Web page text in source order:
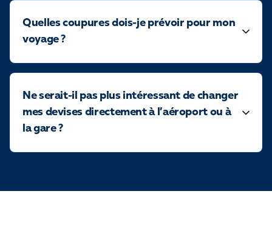
Quelles coupures dois-je prévoir pour mon
voyage ?
Ne serait-il pas plus intéressant de changer
mes devises directement à l’aéroport ou à
la gare ?